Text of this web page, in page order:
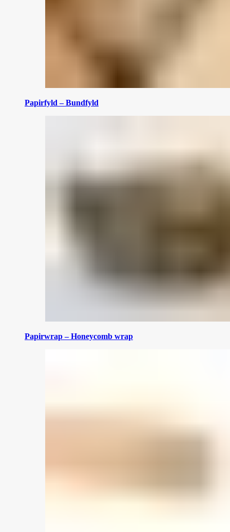
Papirfyld – Bundfyld
Papirwrap – Honeycomb wrap